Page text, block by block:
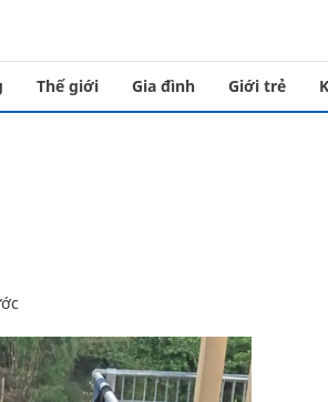
Thế giới Gia đình Giới trẻ